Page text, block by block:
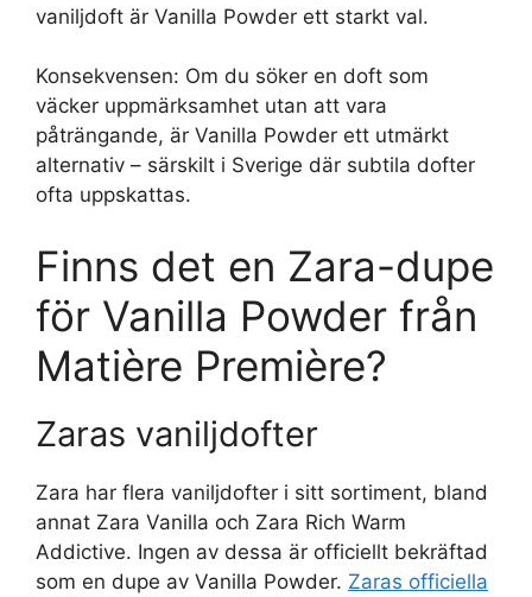
vaniljdoft är Vanilla Powder ett starkt val.
Konsekvensen: Om du söker en doft som
väcker uppmärksamhet utan att vara
påträngande, är Vanilla Powder ett utmärkt
alternativ – särskilt i Sverige där subtila dofter
ofta uppskattas.
Finns det en Zara-dupe
för Vanilla Powder från
Matière Première?
Zaras vaniljdofter
Zara har flera vaniljdofter i sitt sortiment, bland
annat Zara Vanilla och Zara Rich Warm
Addictive. Ingen av dessa är officiellt bekräftad
som en dupe av Vanilla Powder. Zaras officiella